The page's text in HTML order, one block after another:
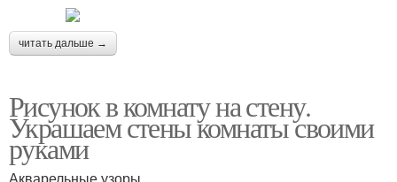
читать дальше →
Рисунок в комнату на стену.
Украшаем стены комнаты своими
руками